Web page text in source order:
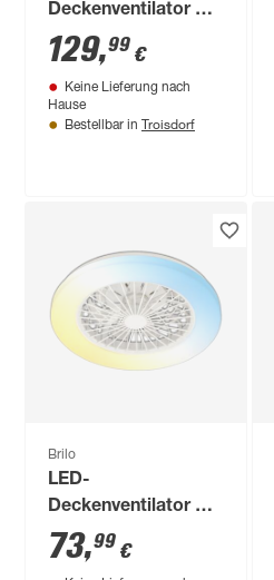
Deckenventilator mit
Beleuchtung
'Vallonia 1' dimmbar
31,7 W 3200 lm RGB
- tunable white Ø 48
129,99 €
Keine Lieferung nach
Hause
Bestellbar in Troisdorf
Brilo
LED-
Deckenventilator mit
Beleuchtung 'Fanti'
dimmbar warmweiß
73,99 €